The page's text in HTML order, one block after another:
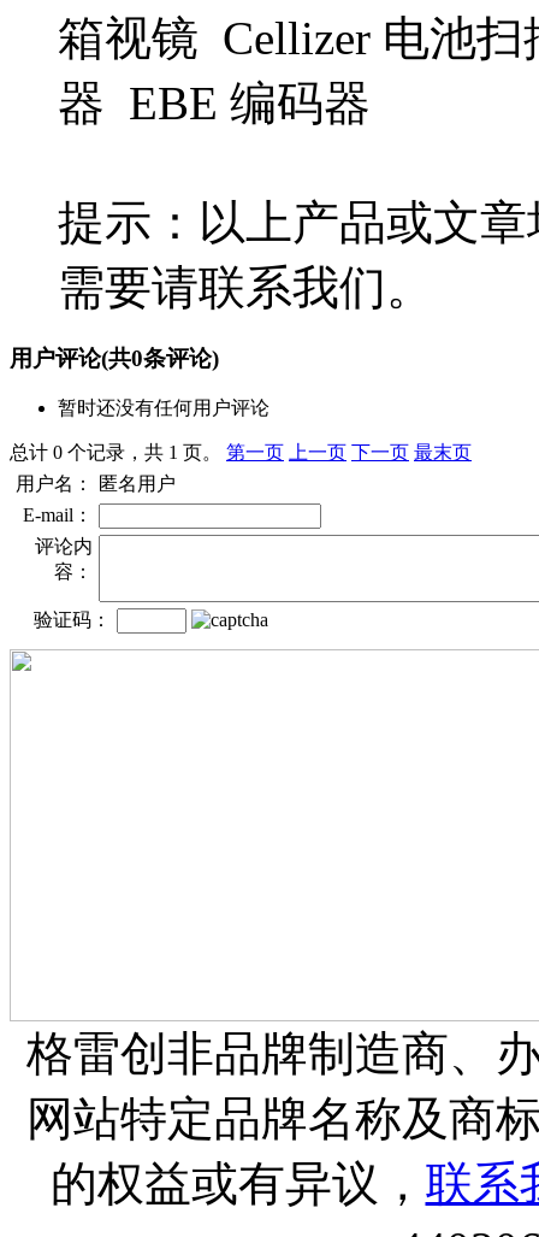
箱视镜 Cellizer 电池
器 EBE 编码器
提示：以上产品或文
需要请联系我们。
用户评论(共0条评论)
暂时还没有任何用户评论
总计 0 个记录，共 1 页。 第一页 上一页 下一页 最末页
用户名：
匿名用户
E-mail：
评论内
容：
验证码：
格雷创非品牌制造商、
网站特定品牌名称及商
的权益或有异议， 联系